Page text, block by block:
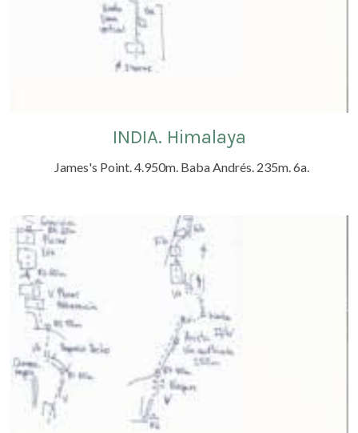
INDIA. Himalaya
James's Point. 4.950m. Baba Andrés. 235m. 6a.